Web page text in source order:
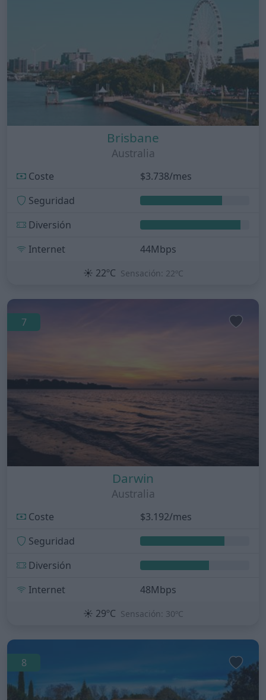
Brisbane
Australia
Coste
$3.738/mes
Seguridad
Diversión
Internet
44Mbps
☀️ 22ºC Sensación: 22ºC
7
Darwin
Australia
Coste
$3.192/mes
Seguridad
Diversión
Internet
48Mbps
☀️ 29ºC Sensación: 30ºC
8